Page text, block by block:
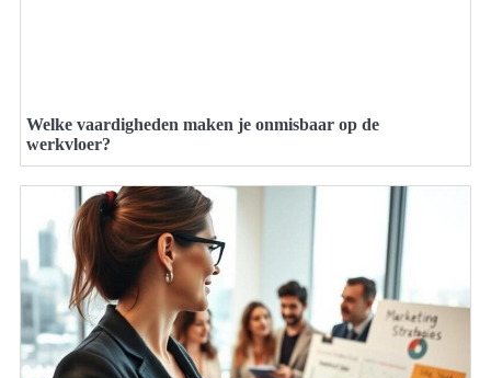
Welke vaardigheden maken je onmisbaar op de
werkvloer?